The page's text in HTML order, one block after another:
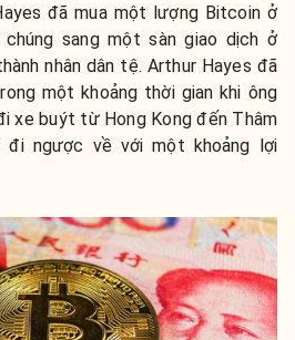
đã mua một lượng Bitcoin ở
chúng sang một sàn giao dịch ở
nhân dân tệ. Arthur Hayes đã
một khoảng thời gian khi ông
xe buýt từ Hong Kong đến Thâm
đi ngược về với một khoảng lợi